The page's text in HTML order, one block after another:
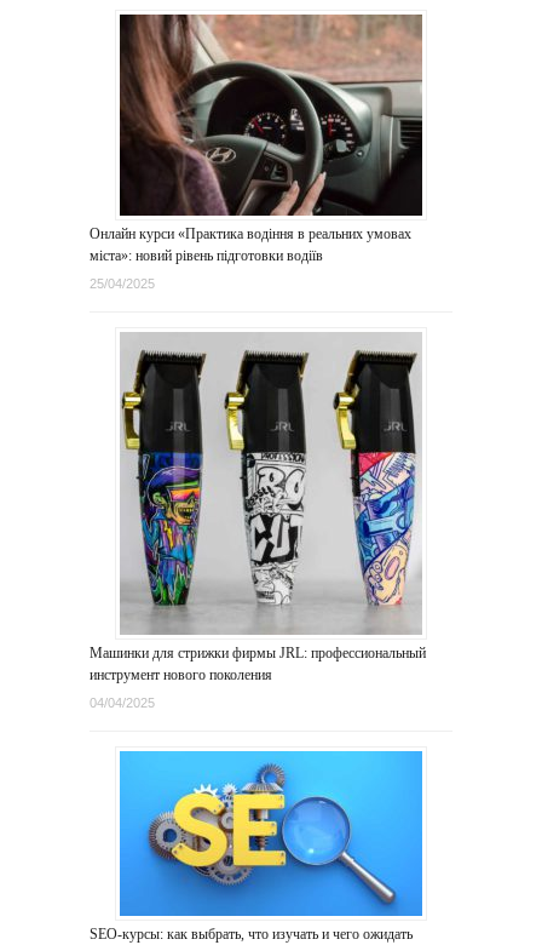
Онлайн курси «Практика водіння в реальних умовах
міста»: новий рівень підготовки водіїв
25/04/2025
Машинки для стрижки фирмы JRL: профессиональный
инструмент нового поколения
04/04/2025
SEO-курсы: как выбрать, что изучать и чего ожидать